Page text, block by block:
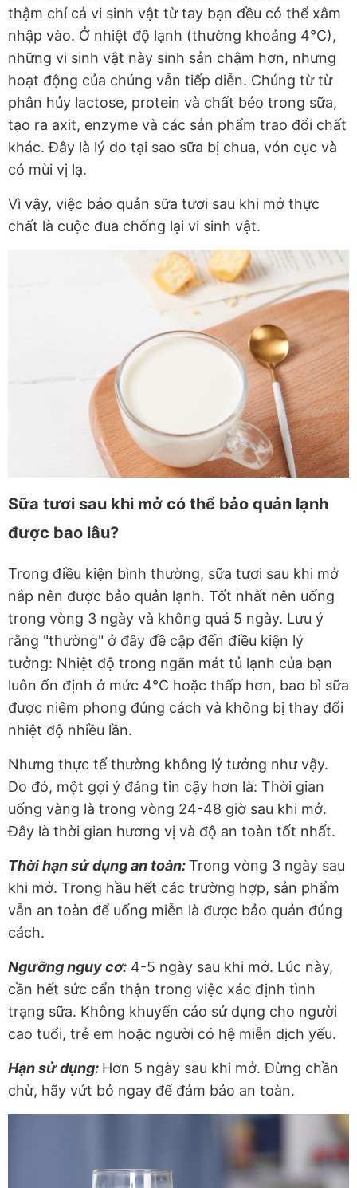
thậm chí cả vi sinh vật từ tay bạn đều có thể xâm
nhập vào. Ở nhiệt độ lạnh (thường khoảng 4°C),
những vi sinh vật này sinh sản chậm hơn, nhưng
hoạt động của chúng vẫn tiếp diễn. Chúng từ từ
phân hủy lactose, protein và chất béo trong sữa,
tạo ra axit, enzyme và các sản phẩm trao đổi chất
khác. Đây là lý do tại sao sữa bị chua, vón cục và
có mùi vị lạ.
Vì vậy, việc bảo quản sữa tươi sau khi mở thực
chất là cuộc đua chống lại vi sinh vật.
Sữa tươi sau khi mở có thể bảo quản lạnh
được bao lâu?
Trong điều kiện bình thường, sữa tươi sau khi mở
nắp nên được bảo quản lạnh. Tốt nhất nên uống
trong vòng 3 ngày và không quá 5 ngày. Lưu ý
rằng "thường" ở đây đề cập đến điều kiện lý
tưởng: Nhiệt độ trong ngăn mát tủ lạnh của bạn
luôn ổn định ở mức 4°C hoặc thấp hơn, bao bì sữa
được niêm phong đúng cách và không bị thay đổi
nhiệt độ nhiều lần.
Nhưng thực tế thường không lý tưởng như vậy.
Do đó, một gợi ý đáng tin cậy hơn là: Thời gian
uống vàng là trong vòng 24-48 giờ sau khi mở.
Đây là thời gian hương vị và độ an toàn tốt nhất.
Thời hạn sử dụng an toàn:Trong vòng 3 ngày sau
khi mở. Trong hầu hết các trường hợp, sản phẩm
vẫn an toàn để uống miễn là được bảo quản đúng
cách.
Ngưỡng nguy cơ: 4-5 ngày sau khi mở. Lúc này,
cần hết sức cẩn thận trong việc xác định tình
trạng sữa. Không khuyến cáo sử dụng cho người
cao tuổi, trẻ em hoặc người có hệ miễn dịch yếu.
Hạn sử dụng: Hơn 5 ngày sau khi mở. Đừng chần
chừ, hãy vứt bỏ ngay để đảm bảo an toàn.